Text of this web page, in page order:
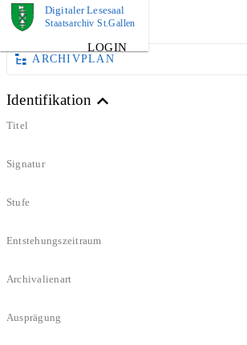
Digitaler Lesesaal
Staatsarchiv St.Gallen
LOGIN
DOKUMENT
ARCHIVPLAN
Identifikation
Titel
Signatur
Stufe
Entstehungszeitraum
Archivalienart
Ausprägung